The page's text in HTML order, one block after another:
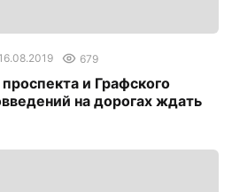
679
и Графского
на дорогах ждать